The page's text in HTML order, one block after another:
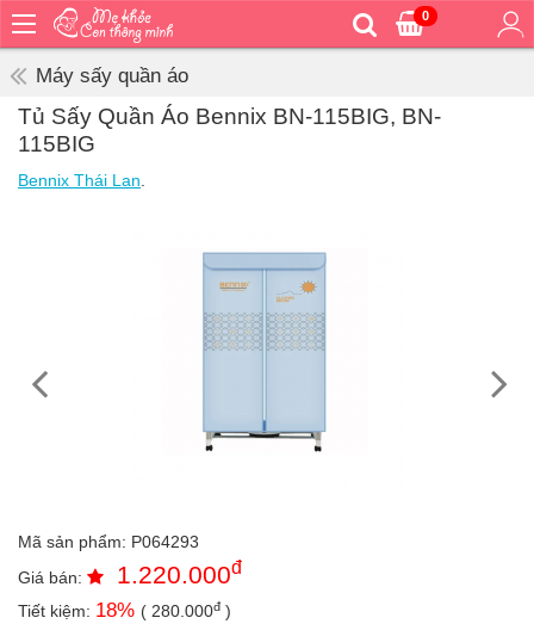
0
Bé
ăn
vệ
ngoài
an
toàn
Bé
Máy sấy quần áo
Tủ Sấy Quần Áo Bennix BN-115BIG, BN-
115BIG
Bennix Thái Lan
Mã sản phẩm: P064293
Giá bán:
1.220.000đ
Tiết kiệm: 18% ( 280.000đ )